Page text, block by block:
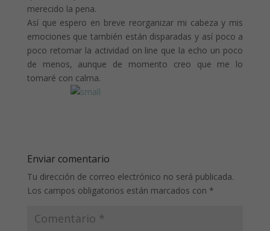
merecido la pena.
Así que espero en breve reorganizar mi cabeza y mis
emociones que también están disparadas y así poco a
poco retomar la actividad on line que la echo un poco
de menos, aunque de momento creo que me lo
tomaré con calma.
Enviar comentario
Tu dirección de correo electrónico no será publicada.
Los campos obligatorios están marcados con *